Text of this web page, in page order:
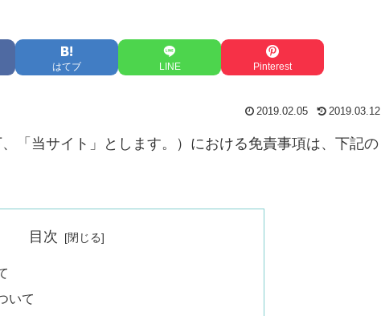
はてブ LINE Pinterest
2019.02.05 2019.03.12
「当サイト」とします。）における免責事項は、下記の
目次
いて